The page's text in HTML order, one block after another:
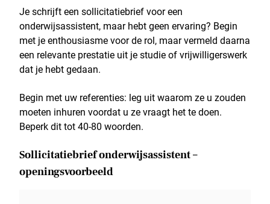
Je schrijft een sollicitatiebrief voor een
onderwijsassistent, maar hebt geen ervaring? Begin
met je enthousiasme voor de rol, maar vermeld daarna
een relevante prestatie uit je studie of vrijwilligerswerk
dat je hebt gedaan.
Begin met uw referenties: leg uit waarom ze u zouden
moeten inhuren voordat u ze vraagt het te doen.
Beperk dit tot 40-80 woorden.
Sollicitatiebrief onderwijsassistent –
openingsvoorbeeld